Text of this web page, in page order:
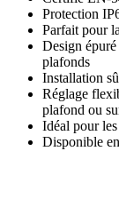
Protection
Parfait pour
Design
plafonds
Installation
Réglage
plafond ou
Idéal pour
Disponible